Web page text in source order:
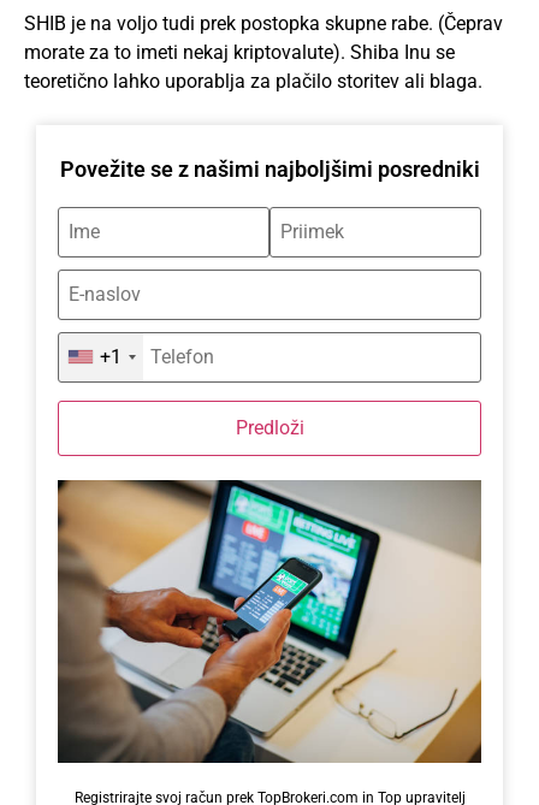
SHIB je na voljo tudi prek postopka skupne rabe. (Čeprav
morate za to imeti nekaj kriptovalute). Shiba Inu se
teoretično lahko uporablja za plačilo storitev ali blaga.
Povežite se z našimi najboljšimi posredniki
+1
Predloži
Registrirajte svoj račun prek TopBrokeri.com in Top upravitelj